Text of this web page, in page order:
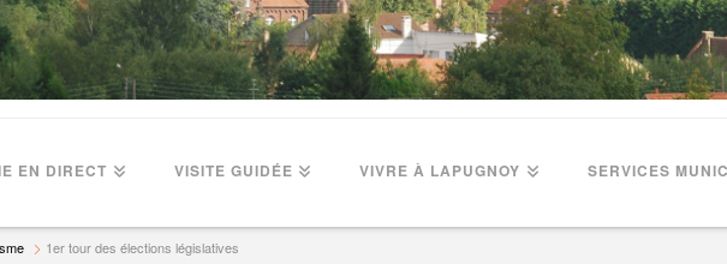
EN DIRECT VISITE GUIDÉE VIVRE À LAPUGNOY SERVICES
1er tour des élections législatives